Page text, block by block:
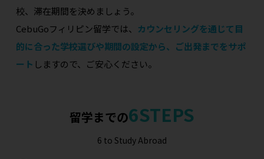
校、滞在期間を決めましょう。
CebuGoフィリピン留学では、 カウンセリングを通じて目
的に合った学校選びや期間の設定から、ご出発までをサポ
ート しますので、ご安心ください。
留学までの6STEPS
6 to Study Abroad